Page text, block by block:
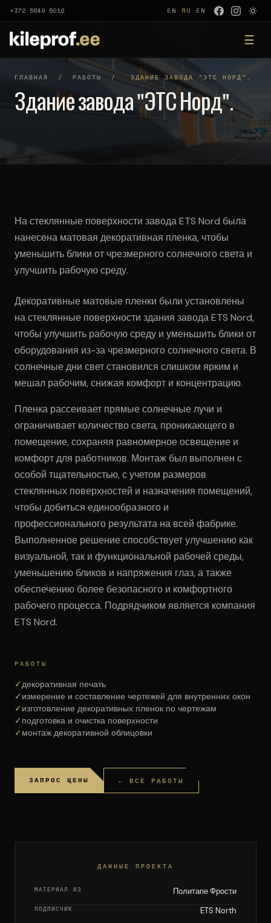
+372 5649 5010 EN · RU · EN
☰
ГЛАВНАЯ / РАБОТЫ / ЗДАНИЕ ЗАВОДА "ЭТС НОРД".
Здание завода "ЭТС Норд".
На стеклянные поверхности завода ETS Nord была
нанесена матовая декоративная пленка, чтобы
уменьшить блики от чрезмерного солнечного света и
улучшить рабочую среду.
Декоративные матовые пленки были установлены
на стеклянные поверхности здания завода ETS Nord,
чтобы улучшить рабочую среду и уменьшить блики от
оборудования из-за чрезмерного солнечного света. В
солнечные дни свет становился слишком ярким и
мешал рабочим, снижая комфорт и концентрацию.
Пленка рассеивает прямые солнечные лучи и
ограничивает количество света, проникающего в
помещение, сохраняя равномерное освещение и
комфорт для работников. Монтаж был выполнен с
особой тщательностью, с учетом размеров
стеклянных поверхностей и назначения помещений,
чтобы добиться единообразного и
профессионального результата на всей фабрике.
Выполненное решение способствует улучшению как
визуальной, так и функциональной рабочей среды,
уменьшению бликов и напряжения глаз, а также
обеспечению более безопасного и комфортного
рабочего процесса. Подрядчиком является компания
ETS Nord.
РАБОТЫ
✓декоративная печать
✓измерение и составление чертежей для внутренних окон
✓изготовление декоративных пленок по чертежам
✓подготовка и очистка поверхности
✓монтаж декоративной облицовки
ЗАПРОС ЦЕНЫ ← ВСЕ РАБОТЫ
ДАННЫЕ ПРОЕКТА
МАТЕРИАЛ ИЗ Политапе Фрости
ПОДПИСЧИК ETS North